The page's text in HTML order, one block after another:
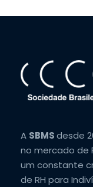
A SBMSdesde
no mercado de
um constante
de RH para